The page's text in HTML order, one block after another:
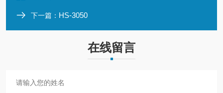
下一篇： HS-3050
在线留言